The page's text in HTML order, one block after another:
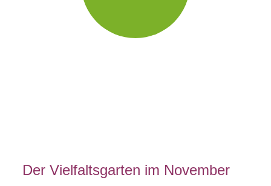
Der Vielfaltsgarten im November